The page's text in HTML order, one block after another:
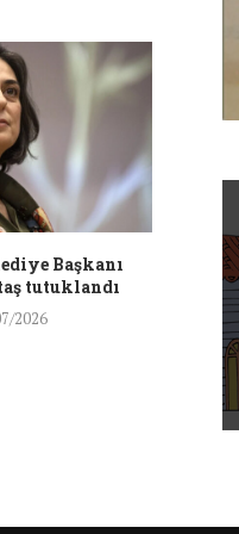
Başkanı
tutuklandı
2026